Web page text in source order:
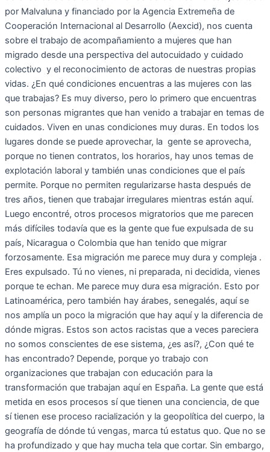
por Malvaluna y financiado por la Agencia Extremeña de
Cooperación Internacional al Desarrollo (Aexcid), nos cuenta
sobre el trabajo de acompañamiento a mujeres que han
migrado desde una perspectiva del autocuidado y cuidado
colectivo y el reconocimiento de actoras de nuestras propias
vidas. ¿En qué condiciones encuentras a las mujeres con las
que trabajas? Es muy diverso, pero lo primero que encuentras
son personas migrantes que han venido a trabajar en temas de
cuidados. Viven en unas condiciones muy duras. En todos los
lugares donde se puede aprovechar, la gente se aprovecha,
porque no tienen contratos, los horarios, hay unos temas de
explotación laboral y también unas condiciones que el país
permite. Porque no permiten regularizarse hasta después de
tres años, tienen que trabajar irregulares mientras están aquí.
Luego encontré, otros procesos migratorios que me parecen
más difíciles todavía que es la gente que fue expulsada de su
país, Nicaragua o Colombia que han tenido que migrar
forzosamente. Esa migración me parece muy dura y compleja .
Eres expulsado. Tú no vienes, ni preparada, ni decidida, vienes
porque te echan. Me parece muy dura esa migración. Esto por
Latinoamérica, pero también hay árabes, senegalés, aquí se
nos amplía un poco la migración que hay aquí y la diferencia de
dónde migras. Estos son actos racistas que a veces pareciera
no somos conscientes de ese sistema, ¿es así?, ¿Con qué te
has encontrado? Depende, porque yo trabajo con
organizaciones que trabajan con educación para la
transformación que trabajan aquí en España. La gente que está
metida en esos procesos sí que tienen una conciencia, de que
sí tienen ese proceso racialización y la geopolítica del cuerpo, la
geografía de dónde tú vengas, marca tú estatus quo. Que no se
ha profundizado y que hay mucha tela que cortar. Sin embargo,